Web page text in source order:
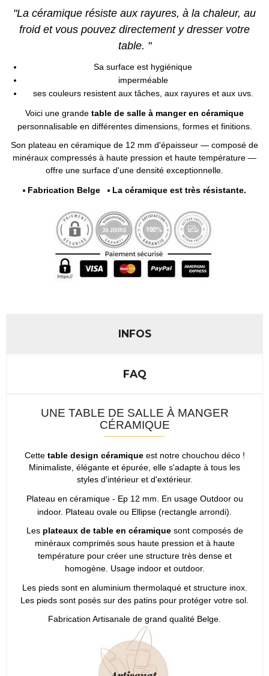
"La céramique résiste aux rayures, à la chaleur, au
froid et vous pouvez directement y dresser votre
table. "
Sa surface est hygiénique
imperméable
ses couleurs resistent aux tâches, aux rayures et aux uvs.
Voici une grande table de salle à manger en céramique
personnalisable en différentes dimensions, formes et finitions.
Son plateau en céramique de 12 mm d'épaisseur — composé de
minéraux compressés à haute pression et haute température —
offre une surface d'une densité exceptionnelle.
Fabrication Belge La céramique est très résistante.
INFOS
FAQ
UNE TABLE DE SALLE À MANGER
CÉRAMIQUE
Cette table design céramiqueest notre chouchou déco !
Minimaliste, élégante et épurée, elle s'adapte à tous les
styles d'intérieur et d'extérieur.
Plateau en céramique - Ep 12 mm. En usage Outdoor ou
indoor. Plateau ovale ou Ellipse (rectangle arrondi).
Les plateaux de table en céramiquesont composés de
minéraux comprimés sous haute pression et à haute
température pour créer une structure très dense et
homogène. Usage indoor et outdoor.
Les pieds sont en aluminium thermolaqué et structure inox.
Les pieds sont posés sur des patins pour protéger votre sol.
Fabrication Artisanale de grand qualité Belge.